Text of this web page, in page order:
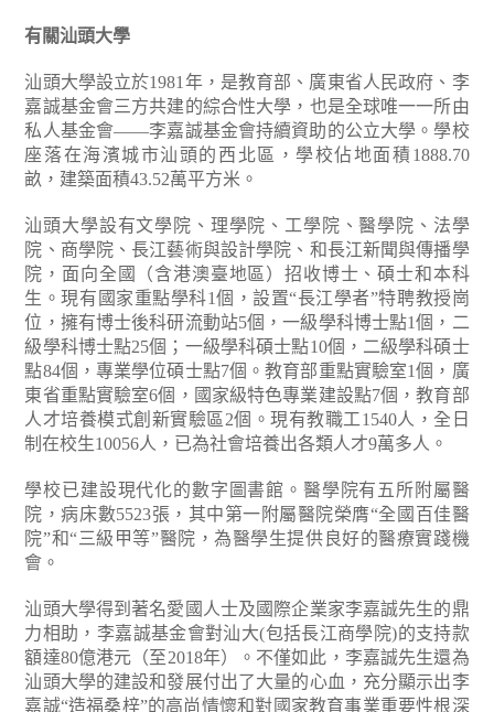
有關汕頭大學
汕頭大學設立於1981年，是教育部、廣東省人民政府、李
嘉誠基金會三方共建的綜合性大學，也是全球唯一一所由
私人基金會――李嘉誠基金會持續資助的公立大學。學校
座落在海濱城市汕頭的西北區，學校佔地面積1888.70
畝，建築面積43.52萬平方米。
汕頭大學設有文學院、理學院、工學院、醫學院、法學
院、商學院、長江藝術與設計學院、和長江新聞與傳播學
院，面向全國（含港澳臺地區）招收博士、碩士和本科
生。現有國家重點學科1個，設置“長江學者”特聘教授崗
位，擁有博士後科研流動站5個，一級學科博士點1個，二
級學科博士點25個；一級學科碩士點10個，二級學科碩士
點84個，專業學位碩士點7個。教育部重點實驗室1個，廣
東省重點實驗室6個，國家級特色專業建設點7個，教育部
人才培養模式創新實驗區2個。現有教職工1540人，全日
制在校生10056人，已為社會培養出各類人才9萬多人。
學校已建設現代化的數字圖書館。醫學院有五所附屬醫
院，病床數5523張，其中第一附屬醫院榮膺“全國百佳醫
院”和“三級甲等”醫院，為醫學生提供良好的醫療實踐機
會。
汕頭大學得到著名愛國人士及國際企業家李嘉誠先生的鼎
力相助，李嘉誠基金會對汕大(包括長江商學院)的支持款
額達80億港元（至2018年）。不僅如此，李嘉誠先生還為
汕頭大學的建設和發展付出了大量的心血，充分顯示出李
嘉誠“造福桑梓”的高尚情懷和對國家教育事業重要性根深